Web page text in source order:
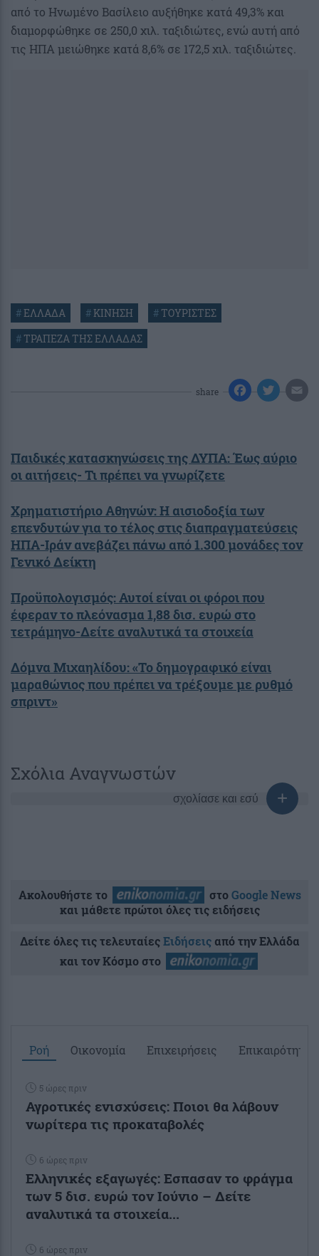
από το Ηνωμένο Βασίλειο αυξήθηκε κατά 49,3% και
διαμορφώθηκε σε 250,0 χιλ. ταξιδιώτες, ενώ αυτή από
τις ΗΠΑ μειώθηκε κατά 8,6% σε 172,5 χιλ. ταξιδιώτες.
#ΕΛΛΑΔΑ #ΚΙΝΗΣΗ # ΤΟΥΡΙΣΤΕΣ
# ΤΡΑΠΕΖΑ ΤΗΣ ΕΛΛΑΔΑΣ
share
Παιδικές κατασκηνώσεις της ΔΥΠΑ: Έως αύριο
οι αιτήσεις- Τι πρέπει να γνωρίζετε
Χρηματιστήριο Αθηνών: Η αισιοδοξία των
επενδυτών για το τέλος στις διαπραγματεύσεις
ΗΠΑ-Ιράν ανεβάζει πάνω από 1.300 μονάδες τον
Γενικό Δείκτη
Προϋπολογισμός: Αυτοί είναι οι φόροι που
έφεραν το πλεόνασμα 1,88 δισ. ευρώ στο
τετράμηνο-Δείτε αναλυτικά τα στοιχεία
Δόμνα Μιχαηλίδου: «Το δημογραφικό είναι
μαραθώνιος που πρέπει να τρέξουμε με ρυθμό
σπριντ»
Σχόλια Αναγνωστών
σχολίασε και εσύ
Ακολουθήστε το στοGoogle News
και μάθετε πρώτοι όλες τις ειδήσεις
Δείτε όλες τις τελευταίεςΕιδήσειςαπό την Ελλάδα
και τον Κόσμο στο
Ροή Οικονομία Επιχειρήσεις Επικαιρότητα
5 ώρες πριν
Αγροτικές ενισχύσεις: Ποιοι θα λάβουν
νωρίτερα τις προκαταβολές
6 ώρες πριν
Ελληνικές εξαγωγές: Εσπασαν το φράγμα
των 5 δισ. ευρώ τον Ιούνιο – Δείτε
αναλυτικά τα στοιχεία...
6 ώρες πριν